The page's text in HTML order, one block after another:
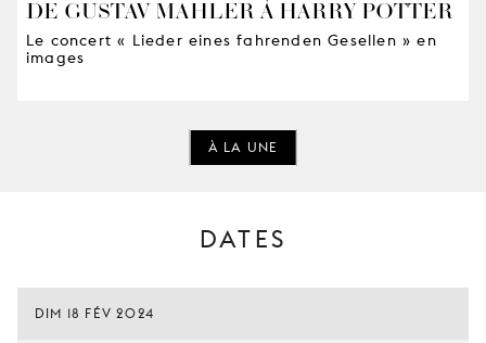
DE GUSTAV MAHLER À HARRY POTTER
Le concert « Lieder eines fahrenden Gesellen » en
images
À LA UNE
DATES
DIM 18 FÉV 2024